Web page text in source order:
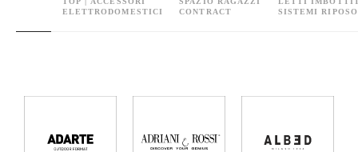
ELETTRODOMESTICI
CONTRACT
SISTEMI RIPOSO